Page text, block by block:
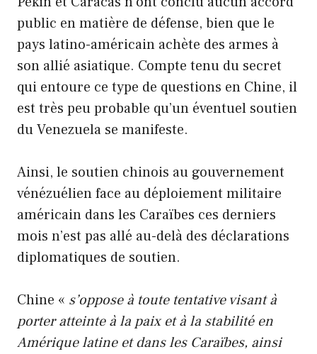
public en matière de défense, bien que le
pays latino-américain achète des armes à
son allié asiatique. Compte tenu du secret
qui entoure ce type de questions en Chine, il
est très peu probable qu’un éventuel soutien
du Venezuela se manifeste.
Ainsi, le soutien chinois au gouvernement
vénézuélien face au déploiement militaire
américain dans les Caraïbes ces derniers
mois n’est pas allé au-delà des déclarations
diplomatiques de soutien.
Chine « s’oppose à toute tentative visant à
porter atteinte à la paix et à la stabilité en
Amérique latine et dans les Caraïbes, ainsi